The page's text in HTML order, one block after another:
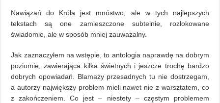
Nawiązań do Króla jest mnóstwo, ale w tych najlepszych
tekstach są one zamieszczone subtelnie, rozlokowane
świadomie, ale w sposób mniej zauważalny.
Jak zaznaczyłem na wstępie, to antologia naprawdę na dobrym
poziomie, zawierająca kilka świetnych i jeszcze trochę bardzo
dobrych opowiadań. Blamaży przesadnych tu nie dostrzegam,
a autorzy największy problem mieli nawet nie z warsztatem, co
z zakończeniem. Co jest – niestety – częstym problemem